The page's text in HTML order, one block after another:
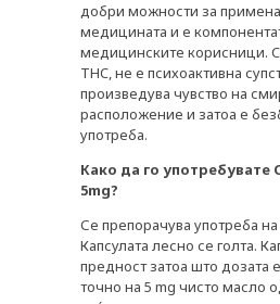
добри можности за примена
медицината и е
медицинските корисници.
THC, не е психоактивна
произведува чувство на
расположение и затоа е
употреба.
Како да го употребувате
5mg?
Се препорачува употреба
Капсулата лесно се голта.
предност затоа што дозата
точно на 5 mg чисто масло